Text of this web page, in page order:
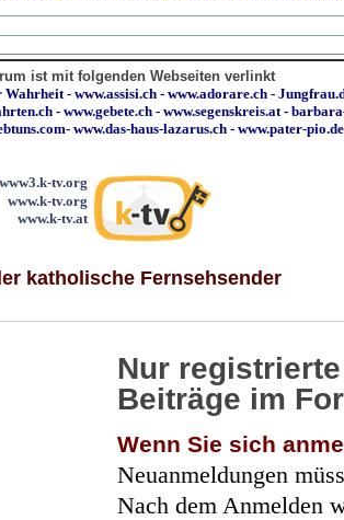
ist mit folgenden Webseiten verlinkt
Wahrheit - www.assisi.ch - www.adorare.ch -
- www.gebete.ch - www.segenskreis.at -
- www.das-haus-lazarus.ch - www.pater-pio.de
www3.k-tv.org
www.k-tv.org
www.k-tv.at
katholische Fernsehsender
Nur
Beiträge im
Wenn Sie sich
Neuanmeldungen
Nach dem Anmelden